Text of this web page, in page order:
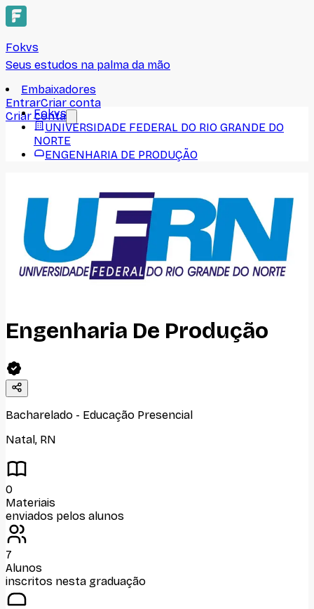
Fokvs
Seus estudos na palma da mão
Embaixadores
EntrarCriar conta
Criar conta
Fokvs
UNIVERSIDADE FEDERAL DO RIO GRANDE DO
NORTE
ENGENHARIA DE PRODUÇÃO
Engenharia De Produção
Bacharelado - Educação Presencial
Natal, RN
0
Materiais
enviados pelos alunos
7
Alunos
inscritos nesta graduação